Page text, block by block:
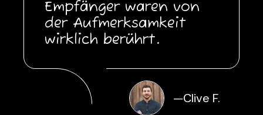
Empfänger waren von
der Aufmerksamkeit
wirklich berührt.
—Clive F.